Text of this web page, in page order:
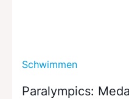
Schwimmen
Paralympics: